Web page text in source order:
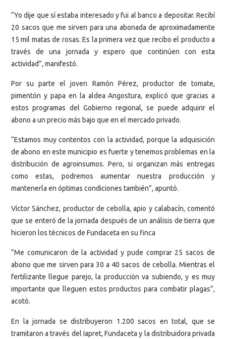
“Yo dije que sí estaba interesado y fui al banco a depositar. Recibí
20 sacos que me sirven para una abonada de aproximadamente
15 mil matas de rosas. Es la primera vez que recibo el producto a
través de una jornada y espero que continúen con esta
actividad”, manifestó.
Por su parte el joven Ramón Pérez, productor de tomate,
pimentón y papa en la aldea Angostura, explicó que gracias a
estos programas del Gobierno regional, se puede adquirir el
abono a un precio más bajo que en el mercado privado.
“Estamos muy contentos con la actividad, porque la adquisición
de abono en este municipio es fuerte y tenemos problemas en la
distribución de agroinsumos. Pero, si organizan más entregas
como estas, podremos aumentar nuestra producción y
mantenerla en óptimas condiciones también”, apuntó.
Víctor Sánchez, productor de cebolla, apio y calabacín, comentó
que se enteró de la jornada después de un análisis de tierra que
hicieron los técnicos de Fundaceta en su finca
“Me comunicaron de la actividad y pude comprar 25 sacos de
abono que me sirven para 30 a 40 sacos de cebolla. Mientras el
fertilizante llegue parejo, la producción va subiendo, y es muy
importante que lleguen estos productos para combatir plagas”,
acotó.
En la jornada se distribuyeron 1.200 sacos en total, que se
tramitaron a través del Iapret, Fundaceta y la distribuidora privada